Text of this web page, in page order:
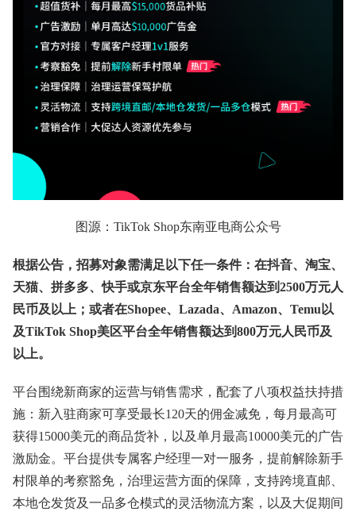
图源：TikTok Shop东南亚电商公众号
根据公告，招募对象需满足以下任一条件：在抖音、淘宝、
天猫、拼多多、快手或京东平台全年销售额达到2500万元人
民币及以上；或者在Shopee、Lazada、Amazon、Temu以
及TikTok Shop美区平台全年销售额达到800万元人民币及
以上。
平台围绕新商家的运营与销售需求，配套了八项权益扶持措
施：新入驻商家可享受最长120天的佣金减免，每月最高可
获得15000美元的商品货补，以及单月最高10000美元的广告
激励金。平台提供专属客户经理一对一服务，提前解除新手
村限单的考察豁免，治理运营方面的保障，支持跨境直邮、
本地仓发货及一品多仓模式的灵活物流方案，以及大促期间